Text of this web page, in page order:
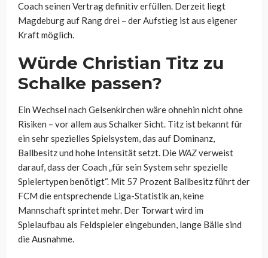
Coach seinen Vertrag definitiv erfüllen. Derzeit liegt
Magdeburg auf Rang drei – der Aufstieg ist aus eigener
Kraft möglich.
Würde Christian Titz zu
Schalke passen?
Ein Wechsel nach Gelsenkirchen wäre ohnehin nicht ohne
Risiken – vor allem aus Schalker Sicht. Titz ist bekannt für
ein sehr spezielles Spielsystem, das auf Dominanz,
Ballbesitz und hohe Intensität setzt. Die WAZverweist
darauf, dass der Coach „für sein System sehr spezielle
Spielertypen benötigt“. Mit 57 Prozent Ballbesitz führt der
FCM die entsprechende Liga-Statistik an, keine
Mannschaft sprintet mehr. Der Torwart wird im
Spielaufbau als Feldspieler eingebunden, lange Bälle sind
die Ausnahme.